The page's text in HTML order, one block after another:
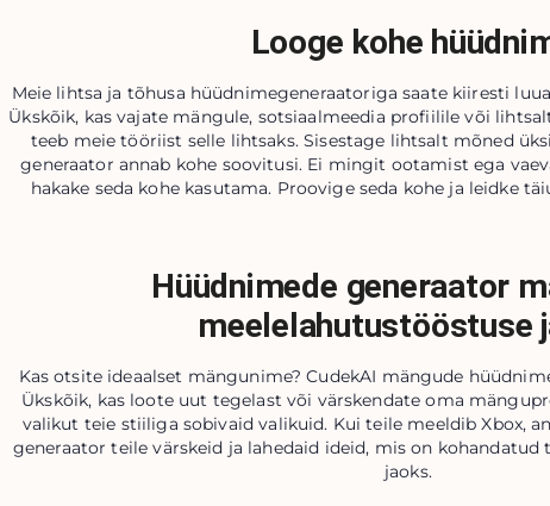
Looge kohe
Meie lihtsa ja tõhusa hüüdnimegeneraatoriga saate kiiresti
Ükskõik, kas vajate mängule, sotsiaalmeedia profiilile või
teeb meie tööriist selle lihtsaks. Sisestage lihtsalt mõned
generaator annab kohe soovitusi. Ei mingit ootamist ega
hakake seda kohe kasutama. Proovige seda kohe ja leidke
Hüüdnimede generaator
meelelahutustööstuse
Kas otsite ideaalset mängunime? CudekAI mängude
Ükskõik, kas loote uut tegelast või värskendate oma
valikut teie stiiliga sobivaid valikuid. Kui teile meeldib Xbox,
generaator teile värskeid ja lahedaid ideid, mis on
jaoks.